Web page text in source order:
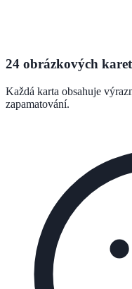
24 obrázkových
Každá karta obsahuje
zapamatování.